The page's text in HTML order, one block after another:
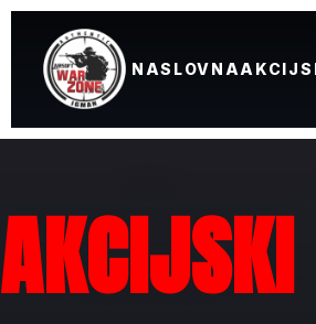
NASLOVNA